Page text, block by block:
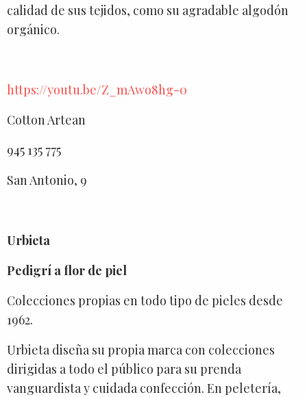
calidad de sus tejidos, como su agradable algodón
orgánico.
https://youtu.be/Z_mAwo8hg-0
Cotton Artean
945 135 775
San Antonio, 9
Urbieta
Pedigrí a flor de piel
Colecciones propias en todo tipo de pieles desde
1962.
Urbieta diseña su propia marca con colecciones
dirigidas a todo el público para su prenda
vanguardista y cuidada confección. En peletería,